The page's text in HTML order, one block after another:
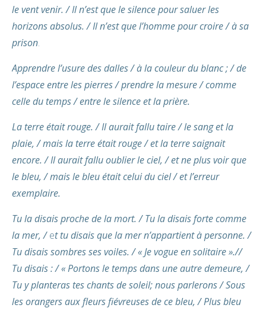
le vent venir. / Il n’est que le silence pour saluer les
horizons absolus. / Il n’est que l’homme pour croire / à sa
prison.
Apprendre l’usure des dalles / à la couleur du blanc ; / de
l’espace entre les pierres / prendre la mesure / comme
celle du temps / entre le silence et la prière.
La terre était rouge. / Il aurait fallu taire / le sang et la
plaie, / mais la terre était rouge / et la terre saignait
encore. / Il aurait fallu oublier le ciel, / et ne plus voir que
le bleu, / mais le bleu était celui du ciel / et l’erreur
exemplaire.
Tu la disais proche de la mort. / Tu la disais forte comme
la mer, /et tu disais que la mer n’appartient àpersonne. /
Tu disais sombres ses voiles. / « Je vogue en solitaire ».//
Tu disais : / « Portons le temps dans une autre demeure, /
Tu y planteras tes chants de soleil; nous parlerons / Sous
les orangers aux fleurs fiévreuses de ce bleu, / Plus bleu